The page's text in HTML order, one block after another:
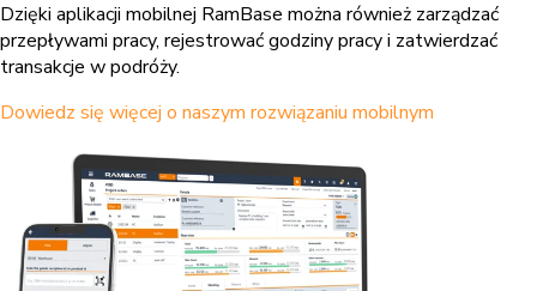
Dzięki aplikacji mobilnej RamBase można również zarządzać
przepływami pracy, rejestrować godziny pracy i zatwierdzać
transakcje w podróży.
Dowiedz się więcej o naszym rozwiązaniu mobilnym